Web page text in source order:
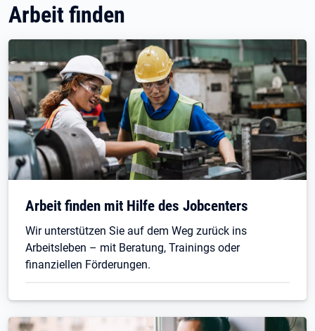
Arbeit finden
Arbeit finden mit Hilfe des Jobcenters
Wir unterstützen Sie auf dem Weg zurück ins
Arbeitsleben – mit Beratung, Trainings oder
finanziellen Förderungen.